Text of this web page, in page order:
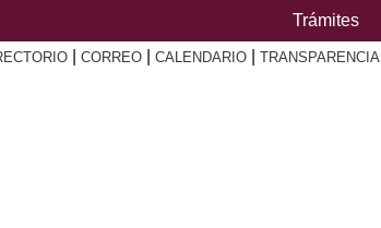
Trámites
CORREO CALENDARIO TRANSPARENCIA